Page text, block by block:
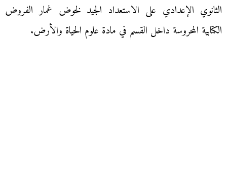
الثانوي الإعدادي على الاستعداد الجيد لخوض غمار الفروض
الكتابية المحروسة داخل القسم في مادة علوم الحياة والأرض.